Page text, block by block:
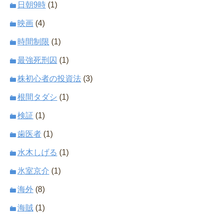
日朝9時 (1)
映画 (4)
時間制限 (1)
最強死刑囚 (1)
株初心者の投資法 (3)
根間タダシ (1)
検証 (1)
歯医者 (1)
水木しげる (1)
氷室京介 (1)
海外 (8)
海賊 (1)